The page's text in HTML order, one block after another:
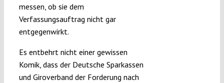
messen, ob sie dem
Verfassungsauftrag nicht gar
entgegenwirkt.
Es entbehrt nicht einer gewissen
Komik, dass der Deutsche Sparkassen
und Giroverband der Forderung nach